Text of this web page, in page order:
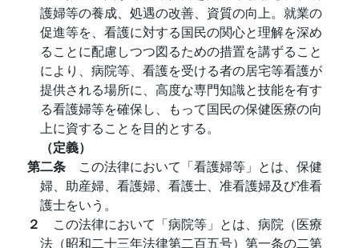
護婦等の養成、処遇の改善、資質の向上。就業の
促進等を、看護に対する国民の関心と理解を深め
ることに配慮しつつ図るための措置を講ずること
により、病院等、看護を受ける者の居宅等看護が
提供される場所に、高度な専門知識と技能を有す
る看護婦等を確保し、もって国民の保健医療の向
上に資することを目的とする。
（定義）
第二条 この法律において「看護婦等」とは、保健
婦、助産婦、看護婦、看護士、准看護婦及び准看
護士をいう。
２ この法律において「病院等」とは、病院（医療
法（昭和二十三年法律第二百五号）第一条の二第